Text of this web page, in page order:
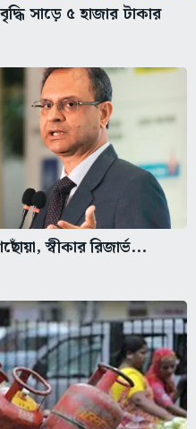
সাড়ে ৫ হাজার টাকার
স্বীকার রিজার্ভ...